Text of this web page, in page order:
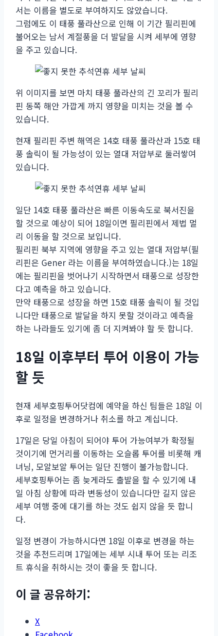
서는 이름을 별도로 부여하지도 않았습니다.
그럼에도 이 태풍 풀라산으로 인해 이 기간 필리핀에
불어오는 남서 계절풍을 더 발달을 시켜 세부에 영향
을 주고 있습니다.
위 이미지를 보면 마치 태풍 풀라산의 긴 꼬리가 필리
핀 동쪽 해안 가깝게 까지 영향을 미치는 것을 볼 수
있습니다.
현재 필리핀 주변 해역은 14호 태풍 풀라산과 15호 태
풍 솔릭이 될 가능성이 있는 열대 저압부로 둘러쌓여
있습니다.
일단 14호 태풍 풀라산은 빠른 이동속도로 북서진을
할 것으로 예상이 되어 18일이면 필리핀에서 제법 멀
리 이동을 할 것으로 보입니다.
필리핀 북부 지역에 영향을 주고 있는 열대 저압부(필
리핀은 Gener 라는 이름을 부여하였습니다.)는 18일
에는 필리핀을 벗어나기 시작하면서 태풍으로 성장한
다고 예측을 하고 있습니다.
만약 태풍으로 성장을 하면 15호 태풍 솔릭이 될 것입
니다만 태풍으로 발달을 하지 못할 것이라고 예측을
하는 나라들도 있기에 좀 더 지켜봐야 할 듯 합니다.
18일 이후부터 투어 이용이 가능
할 듯
현재 세부호핑투어닷컴에 예약을 하신 팀들은 18일 이
후로 일정을 변경하거나 취소를 하고 계십니다.
17일은 당일 아침이 되어야 투어 가능여부가 확정될
것이기에 먼거리를 이동하는 오슬롭 투어를 비롯해 캐
녀닝, 모알보알 투어는 일단 진행이 불가능합니다.
세부호핑투어는 좀 늦게라도 출발을 할 수 있기에 내
일 아침 상황에 따라 변동성이 있습니다만 길지 않은
세부 여행 중에 대기를 하는 것도 쉽지 않을 듯 합니
다.
일정 변경이 가능하시다면 18일 이후로 변경을 하는
것을 추천드리며 17일에는 세부 시내 투어 또는 리조
트 휴식을 취하시는 것이 좋을 듯 합니다.
이 글 공유하기:
X